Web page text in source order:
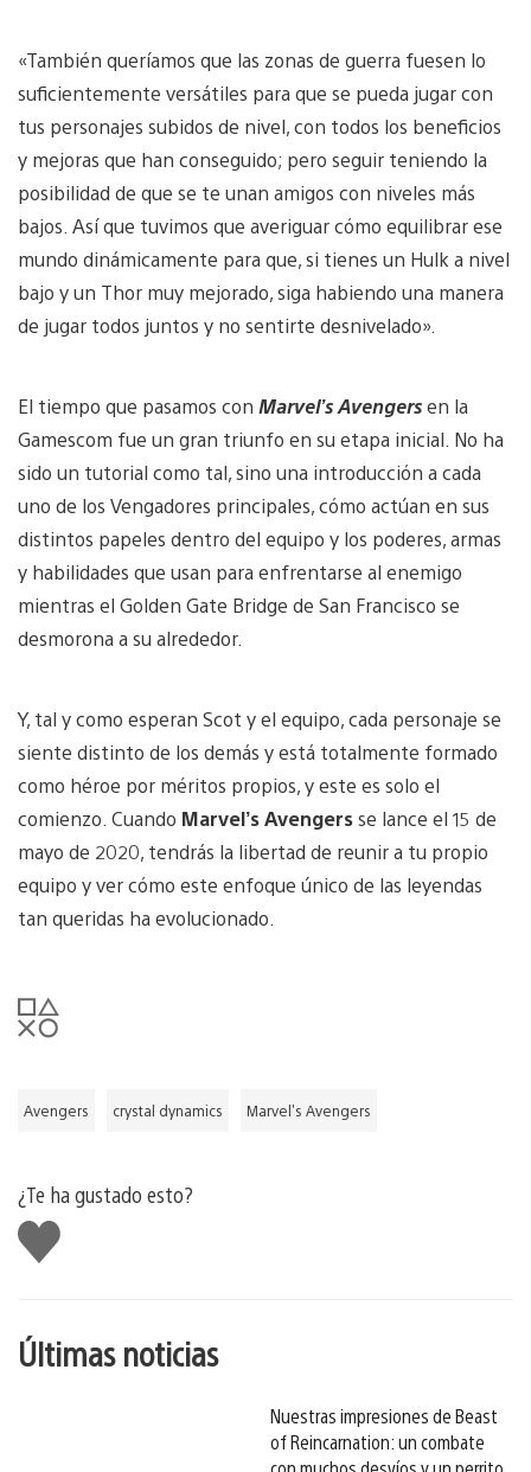
«También queríamos que las zonas de guerra fuesen lo
suficientemente versátiles para que se pueda jugar con
tus personajes subidos de nivel, con todos los beneficios
y mejoras que han conseguido; pero seguir teniendo la
posibilidad de que se te unan amigos con niveles más
bajos. Así que tuvimos que averiguar cómo equilibrar ese
mundo dinámicamente para que, si tienes un Hulk a nivel
bajo y un Thor muy mejorado, siga habiendo una manera
de jugar todos juntos y no sentirte desnivelado».
El tiempo que pasamos con Marvel’s Avengersen la
Gamescom fue un gran triunfo en su etapa inicial. No ha
sido un tutorial como tal, sino una introducción a cada
uno de los Vengadores principales, cómo actúan en sus
distintos papeles dentro del equipo y los poderes, armas
y habilidades que usan para enfrentarse al enemigo
mientras el Golden Gate Bridge de San Francisco se
desmorona a su alrededor.
Y, tal y como esperan Scot y el equipo, cada personaje se
siente distinto de los demás y está totalmente formado
como héroe por méritos propios, y este es solo el
comienzo. Cuando Marvel’s Avengersse lance el 15 de
mayo de 2020, tendrás la libertad de reunir a tu propio
equipo y ver cómo este enfoque único de las leyendas
tan queridas ha evolucionado.
Avengers crystal dynamics Marvel's Avengers
¿Te ha gustado esto?
Me
gusta
Últimas noticias
Nuestras impresiones de Beast
of Reincarnation: un combate